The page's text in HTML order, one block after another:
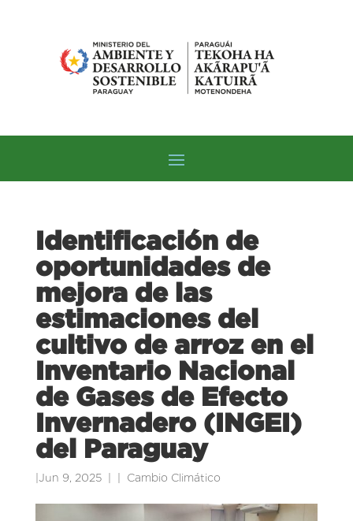
Identificación de
oportunidades de
mejora de las
estimaciones del
cultivo de arroz en el
Inventario Nacional
de Gases de Efecto
Invernadero (INGEI)
del Paraguay
Jun 9, 2025 Cambio Climático